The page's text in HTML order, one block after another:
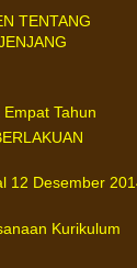
TENTANG
Tahun
12 Desember
Kurikulum